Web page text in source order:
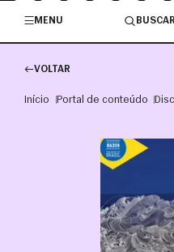
MENU
BUSCAR
VOLTAR
Início Portal de conteúdo